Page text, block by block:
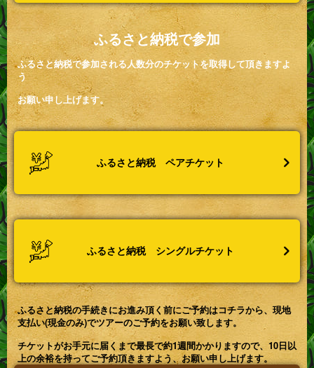
ふるさと納税で参加
ふるさと納税で参加される人数分のチケットを取得して頂きますよ
う
お願い申し上げます。
ふるさと納税 ペアチケット
ふるさと納税 シングルチケット
ふるさと納税の手続きにお進み頂く前にご予約はコチラから、 現地
支払い(現金のみ)でツアーのご予約をお願い致します。
チケットがお手元に届くまで最長で約1週間かかりますので、10日以
上の余裕を持ってご予約頂きますよう、お願い申し上げます。